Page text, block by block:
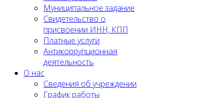
Муниципальное задание
Cвидетельство о
присвоении ИНН, КПП
Платные услуги
Антикоррупционная
деятельность
О нас
Сведения об учреждении
График работы